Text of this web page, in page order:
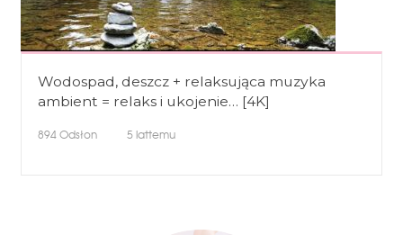
Wodospad, deszcz + relaksująca muzyka
ambient = relaks i ukojenie… [4K]
894Odsłon 5 lattemu